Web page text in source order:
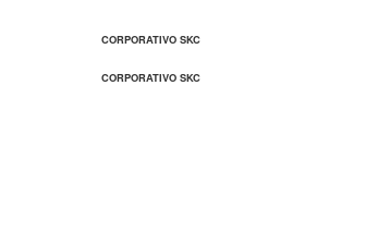
CORPORATIVO SKC
CORPORATIVO SKC